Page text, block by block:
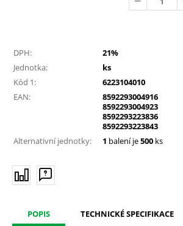
DPH:
21%
Jednotka:
ks
Kód 1:
6223104010
EAN:
8592293004916
8592293004923
8592293223836
8592293223843
Alternativní jednotky:
1 balení je500 ks
POPIS TECHNICKÉ SPECIFIKACE